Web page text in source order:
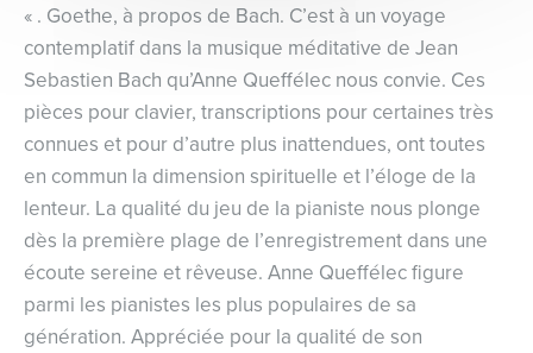
« . Goethe, à propos de Bach. C’est à un voyage
contemplatif dans la musique méditative de Jean
Sebastien Bach qu’Anne Queffélec nous convie. Ces
pièces pour clavier, transcriptions pour certaines très
connues et pour d’autre plus inattendues, ont toutes
en commun la dimension spirituelle et l’éloge de la
lenteur. La qualité du jeu de la pianiste nous plonge
dès la première plage de l’enregistrement dans une
écoute sereine et rêveuse. Anne Queffélec figure
parmi les pianistes les plus populaires de sa
génération. Appréciée pour la qualité de son